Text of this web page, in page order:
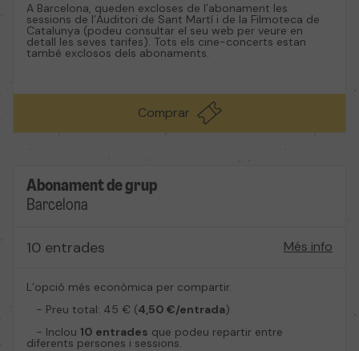
A Barcelona, queden excloses de l’abonament les
sessions de l’Auditori de Sant Martí i de la Filmoteca de
Catalunya (podeu consultar el seu web per veure en
detall les seves tarifes). Tots els cine-concerts estan
també exclosos dels abonaments.
Comprar
Abonament de grup
Barcelona
10 entrades Més info
L’opció més econòmica per compartir.
- Preu total: 45 € (4,50 €/entrada)
- Inclou 10 entrades que podeu repartir entre
diferents persones i sessions.